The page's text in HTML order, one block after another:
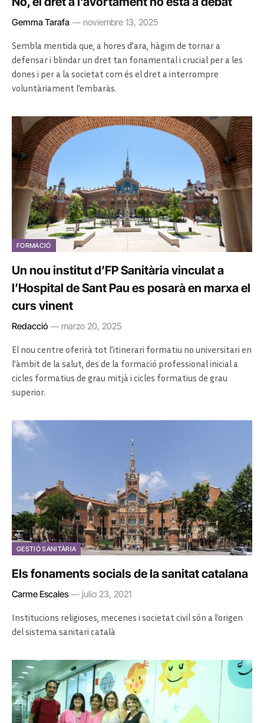
Gemma Tarafa noviembre 13, 2025
Sembla mentida que, a hores d’ara, hàgim de tornar a
defensar i blindar un dret tan fonamental i crucial per a les
dones i per a la societat com és el dret a interrompre
voluntàriament l’embaràs.
FORMACIÓ
Un nou institut d’FP Sanitària vinculat a
l’Hospital de Sant Pau es posarà en marxa el
curs vinent
Redacció marzo 20, 2025
El nou centre oferirà tot l’itinerari formatiu no universitari en
l’àmbit de la salut, des de la formació professional inicial a
cicles formatius de grau mitjà i cicles formatius de grau
superior.
GESTIÓ SANITÀRIA
Els fonaments socials de la sanitat catalana
Carme Escales julio 23, 2021
Institucions religioses, mecenes i societat civil són a l’origen
del sistema sanitari català